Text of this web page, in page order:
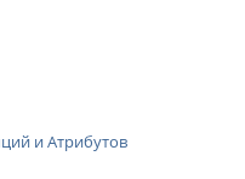
и Атрибутов